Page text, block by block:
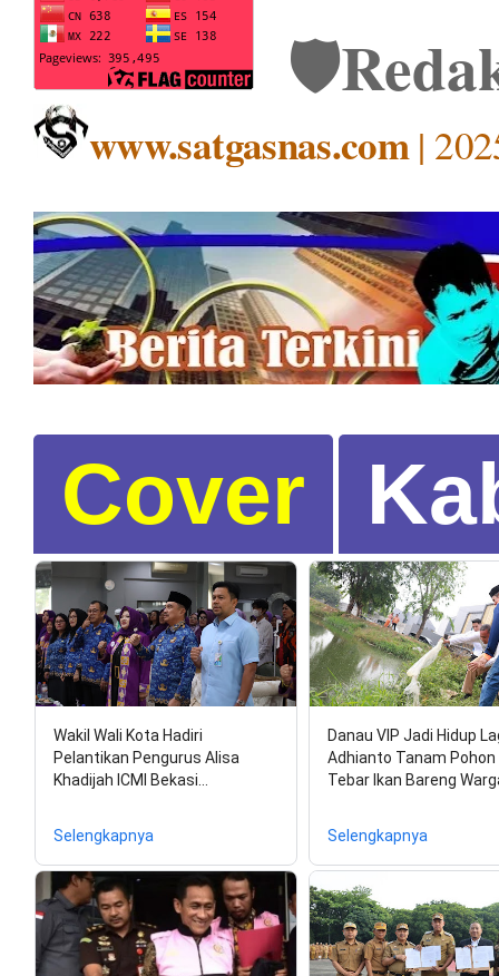
🛡️
www.satgasnas.com|
Cover
Wakil Wali Kota Hadiri
Pelantikan Pengurus Alisa
Khadijah ICMI Bekasi…
Selengkapnya
Danau VIP Jadi Hidup
Adhianto Tanam Pohon
Tebar Ikan Bareng
Selengkapnya